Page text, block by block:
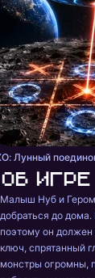
Лунный
Об игре
Малыш Нуб и
добраться до
поэтому он должен
ключ, спрятанный
монстры огромны,